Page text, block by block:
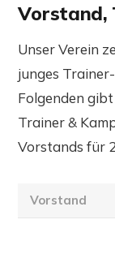
Vorstand,
Unser Verein
junges
Folgenden
Trainer &
Vorstands für
Vorstand